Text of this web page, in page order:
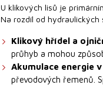
U klikových lisů je
Na rozdíl od
Klikový hřídel a
průhyb a mohou
Akumulace energie
převodových řemenů.